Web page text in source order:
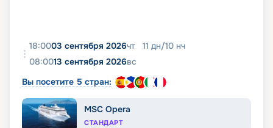
18:0003 сентября 2026чт 11 дн/10 нч
08:0013 сентября 2026вс
Вы посетите 5 стран:
MSC Opera
СТАНДАРТ